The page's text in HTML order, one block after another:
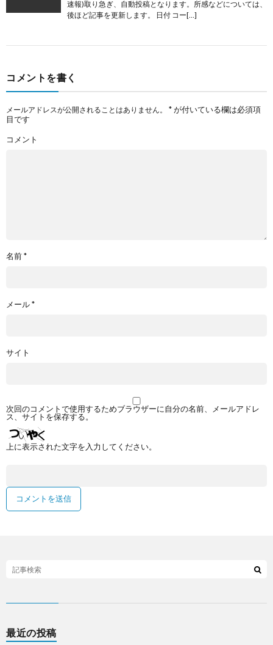
速報)取り急ぎ、自動投稿となります。所感などについては、
後ほど記事を更新します。 日付 コー[…]
コメントを書く
メールアドレスが公開されることはありません。 *が付いている欄は必須項
目です
コメント
名前*
メール*
サイト
次回のコメントで使用するためブラウザーに自分の名前、メールアドレ
ス、サイトを保存する。
上に表示された文字を入力してください。
最近の投稿